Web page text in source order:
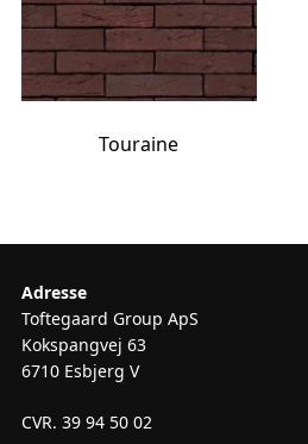
Touraine
Adresse
Toftegaard Group ApS
Kokspangvej 63
6710 Esbjerg V
CVR. 39 94 50 02